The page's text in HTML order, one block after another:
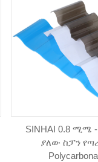
SINHAI 0.8
ያለው ስፓን